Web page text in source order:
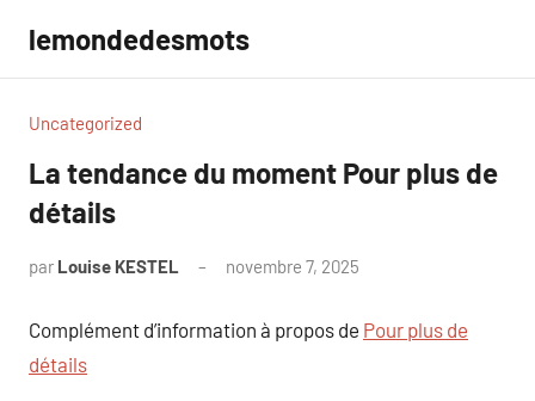
contenu
lemondedesmots
Uncategorized
La tendance du moment Pour plus de
détails
par Louise KESTEL novembre 7, 2025
Complément d’information à propos de Pour plus de
détails